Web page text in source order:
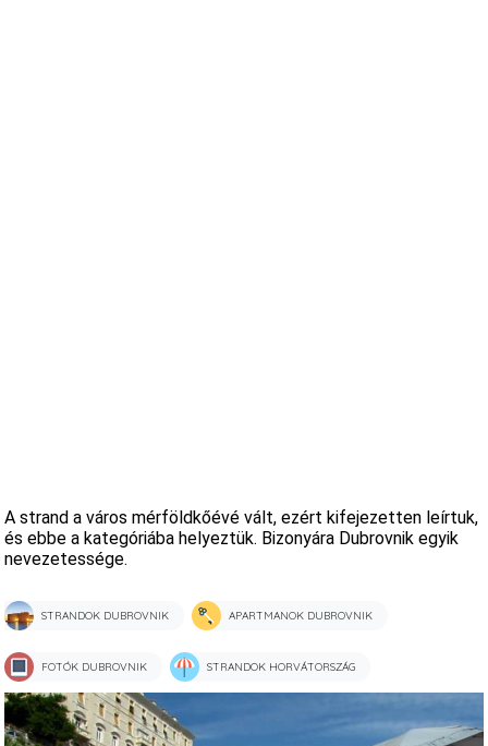
A strand a város mérföldkőévé vált, ezért kifejezetten leírtuk,
és ebbe a kategóriába helyeztük. Bizonyára Dubrovnik egyik
nevezetessége.
STRANDOK DUBROVNIK APARTMANOK DUBROVNIK
FOTÓK DUBROVNIK STRANDOK HORVÁTORSZÁG